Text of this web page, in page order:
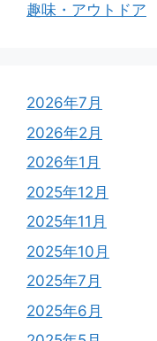
趣味・アウトドア
2026年7月
2026年2月
2026年1月
2025年12月
2025年11月
2025年10月
2025年7月
2025年6月